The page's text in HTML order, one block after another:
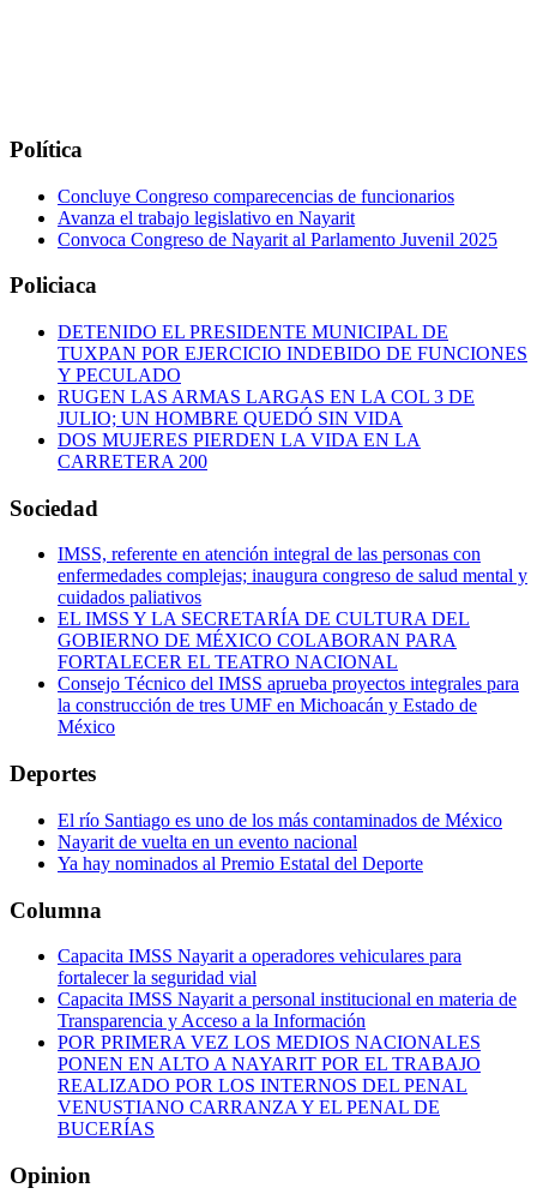
Política
Concluye Congreso comparecencias de funcionarios
Avanza el trabajo legislativo en Nayarit
Convoca Congreso de Nayarit al Parlamento Juvenil 2025
Policiaca
DETENIDO EL PRESIDENTE MUNICIPAL DE
TUXPAN POR EJERCICIO INDEBIDO DE FUNCIONES
Y PECULADO
RUGEN LAS ARMAS LARGAS EN LA COL 3 DE
JULIO; UN HOMBRE QUEDÓ SIN VIDA
DOS MUJERES PIERDEN LA VIDA EN LA
CARRETERA 200
Sociedad
IMSS, referente en atención integral de las personas con
enfermedades complejas; inaugura congreso de salud mental y
cuidados paliativos
EL IMSS Y LA SECRETARÍA DE CULTURA DEL
GOBIERNO DE MÉXICO COLABORAN PARA
FORTALECER EL TEATRO NACIONAL
Consejo Técnico del IMSS aprueba proyectos integrales para
la construcción de tres UMF en Michoacán y Estado de
México
Deportes
El río Santiago es uno de los más contaminados de México
Nayarit de vuelta en un evento nacional
Ya hay nominados al Premio Estatal del Deporte
Columna
Capacita IMSS Nayarit a operadores vehiculares para
fortalecer la seguridad vial
Capacita IMSS Nayarit a personal institucional en materia de
Transparencia y Acceso a la Información
POR PRIMERA VEZ LOS MEDIOS NACIONALES
PONEN EN ALTO A NAYARIT POR EL TRABAJO
REALIZADO POR LOS INTERNOS DEL PENAL
VENUSTIANO CARRANZA Y EL PENAL DE
BUCERÍAS
Opinion